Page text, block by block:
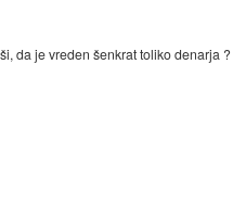
da je vreden šenkrat toliko denarja ?